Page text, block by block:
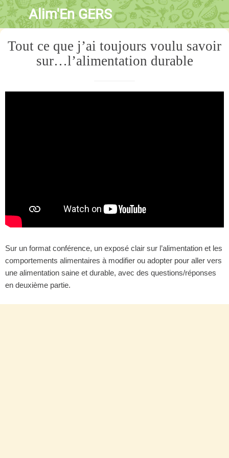
Alim'En GERS
Tout ce que j’ai toujours voulu savoir
sur…l’alimentation durable
Sur un format conférence, un exposé clair sur l’alimentation et les
comportements alimentaires à modifier ou adopter pour aller vers
une alimentation saine et durable, avec des questions/réponses
en deuxième partie.